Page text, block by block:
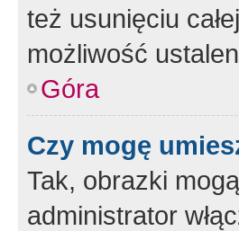
też usunięciu
możliwość
Góra
Czy mogę
Tak, obrazki
administrator